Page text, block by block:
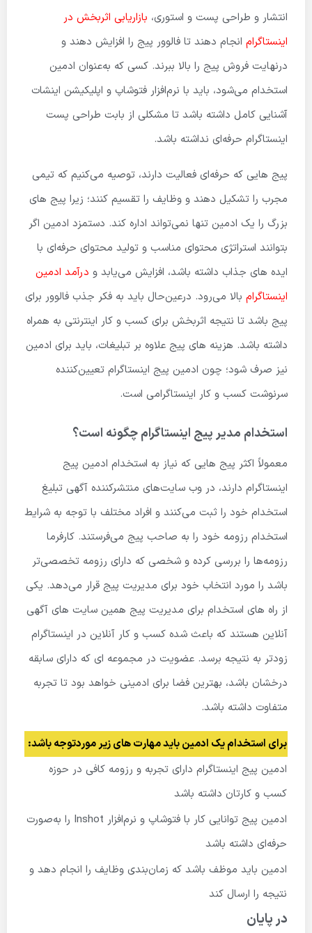
انتشار و طراحی پست و استوری، بازاریابی اثربخش در
اینستاگرام انجام دهند تا فالوور پیج را افزایش دهند و
درنهایت فروش پیج را بالا ببرند. کسی که به‌عنوان ادمین
استخدام می‌شود، باید با نرم‌افزار فتوشاپ و اپلیکیشن اینشات
آشنایی کامل داشته باشد تا مشکلی از بابت طراحی پست
اینستاگرام حرفه‌ای نداشته باشد.
پیج هایی که حرفه‌ای فعالیت دارند، توصیه می‌کنیم که تیمی
مجرب را تشکیل دهند و وظایف را تقسیم کنند؛ زیرا پیج های
بزرگ را یک ادمین تنها نمی‌تواند اداره کند. دستمزد ادمین اگر
بتوانند استراتژی محتوای مناسب و تولید محتوای حرفه‌ای با
ایده های جذاب داشته باشد، افزایش می‌یابد و درآمد ادمین
اینستاگرام بالا می‌رود. درعین‌حال باید به فکر جذب فالوور برای
پیج باشد تا نتیجه اثربخش برای کسب و کار اینترنتی به همراه
داشته باشد. هزینه های پیج علاوه بر تبلیغات، باید برای ادمین
نیز صرف شود؛ چون ادمین پیج اینستاگرام تعیین‌کننده
سرنوشت کسب و کار اینستاگرامی است.
استخدام مدیر پیج اینستاگرام چگونه است؟
معمولاً اکثر پیج هایی که نیاز به استخدام ادمین پیج
اینستاگرام دارند، در وب سایت‌های منتشرکننده آگهی تبلیغ
استخدام خود را ثبت می‌کنند و افراد مختلف با توجه به شرایط
استخدام رزومه خود را به صاحب پیج می‌فرستند. کارفرما
رزومه‌ها را بررسی کرده و شخصی که دارای رزومه تخصصی‌تر
باشد را مورد انتخاب خود برای مدیریت پیج قرار می‌دهد. یکی
از راه های استخدام برای مدیریت پیج همین سایت های آگهی
آنلاین هستند که باعث شده کسب و کار آنلاین در اینستاگرام
زودتر به نتیجه برسد. عضویت در مجموعه ای که دارای سابقه
درخشان باشد، بهترین فضا برای ادمینی خواهد بود تا تجربه
متفاوت داشته باشد.
برای استخدام یک ادمین باید مهارت های زیر موردتوجه باشد:
ادمین پیج اینستاگرام دارای تجربه و رزومه کافی در حوزه
کسب و کارتان داشته باشد
ادمین پیج توانایی کار با فتوشاپ و نرم‌افزار Inshot را به‌صورت
حرفه‌ای داشته باشد
ادمین باید موظف باشد که زمان‌بندی وظایف را انجام دهد و
نتیجه را ارسال کند
در پایان